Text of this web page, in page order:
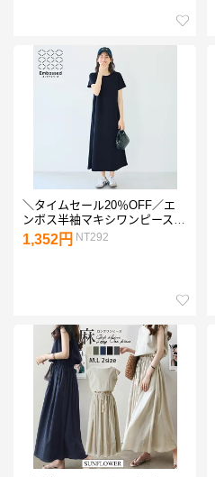
＼タイムセール20％OFF／エ
ンボス半袖マキシワンピース
レディース メール便不可 coca
コカ
1,352円 NT292